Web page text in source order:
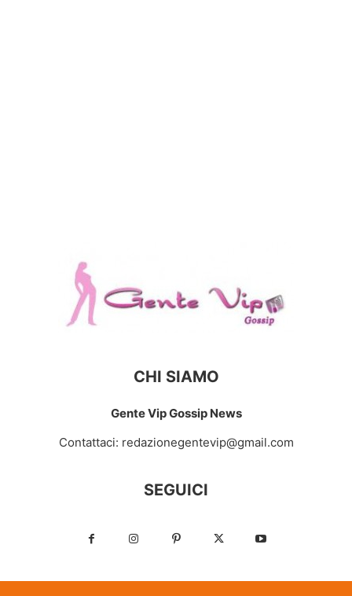
CHI SIAMO
Gente Vip Gossip News
Contattaci: redazionegentevip@gmail.com
SEGUICI